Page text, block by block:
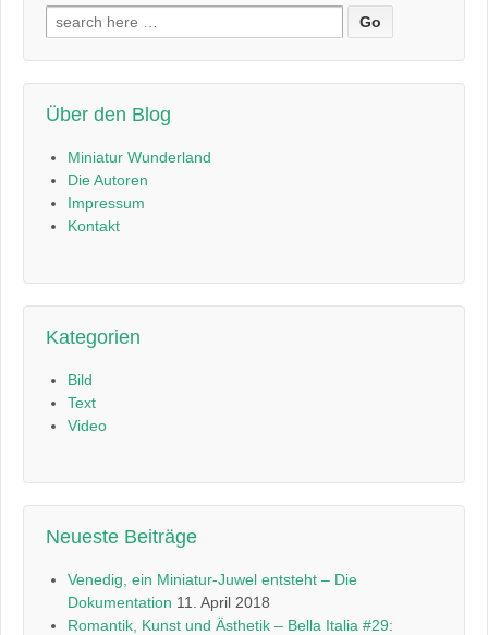
Suchen
nach:
Über den Blog
Miniatur Wunderland
Die Autoren
Impressum
Kontakt
Kategorien
Bild
Text
Video
Neueste Beiträge
Venedig, ein Miniatur-Juwel entsteht – Die
Dokumentation 11. April 2018
Romantik, Kunst und Ästhetik – Bella Italia #29: